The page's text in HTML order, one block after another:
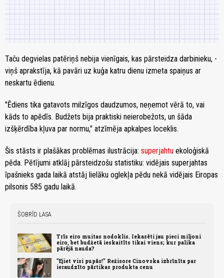
Taču degvielas patēriņš nebija vienīgais, kas pārsteidza darbinieku, -
viņš aprakstīja, kā pavāri uz kuģa katru dienu izmeta spaiņus ar
neskartu ēdienu.
"Ēdiens tika gatavots milzīgos daudzumos, neņemot vērā to, vai
kāds to apēdīs. Budžets bija praktiski neierobežots, un šāda
izšķērdība kļuva par normu," atzīmēja apkalpes loceklis.
Šis stāsts ir plašākas problēmas ilustrācija: superjahtu ekoloģiskā
pēda. Pētījumi atklāj pārsteidzošu statistiku: vidējais superjahtas
īpašnieks gada laikā atstāj lielāku oglekļa pēdu nekā vidējais Eiropas
pilsonis 585 gadu laikā.
ŠOBRĪD LASA
Trīs eiro muitas nodoklis. Iekasēti jau pieci miljoni
eiro, bet budžetā ieskaitīts tikai viens; kur palika
pārējā nauda?
"Ejiet visi pupās!" Režisore Cinovska izbrīnīta par
ieraudzīto pārtikas produkta cenu